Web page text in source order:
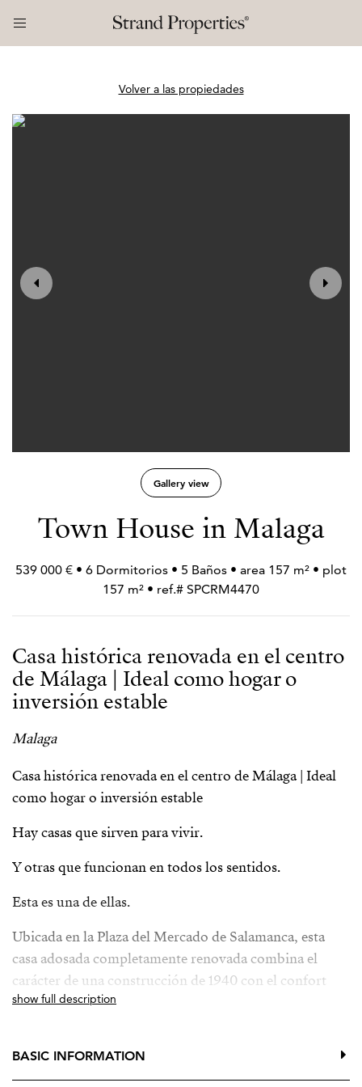
Volver a las propiedades
Gallery view
Town House in Malaga
539 000 € • 6 Dormitorios • 5 Baños • area 157 m² • plot
157 m² • ref.# SPCRM4470
Casa histórica renovada en el centro
de Málaga | Ideal como hogar o
inversión estable
Malaga
Casa histórica renovada en el centro de Málaga | Ideal
como hogar o inversión estable
Hay casas que sirven para vivir.
Y otras que funcionan en todos los sentidos.
Esta es una de ellas.
Ubicada en la Plaza del Mercado de Salamanca, esta
casa adosada completamente renovada combina el
carácter de una construcción de 1940 con el confort
actual, ofreciendo una vivienda cómoda, amplia y muy
Con 157 m² construidos en dos plantas, dispone de 6
show full description
BASIC INFORMATION